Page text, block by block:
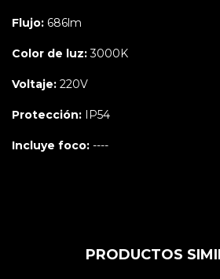
Flujo: 686lm
Color de luz:3000K
Voltaje: 220V
Protección: IP54
Incluye foco: ----
PRODUCTOS